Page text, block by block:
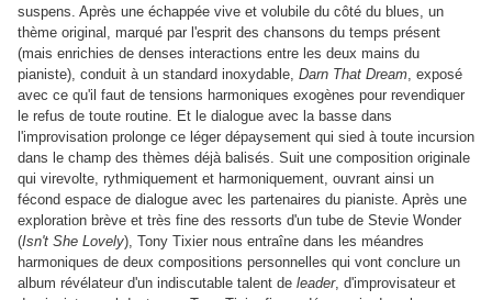
suspens. Après une échappée vive et volubile du côté du blues, un
thème original, marqué par l'esprit des chansons du temps présent
(mais enrichies de denses interactions entre les deux mains du
pianiste), conduit à un standard inoxydable, Darn That Dream, exposé
avec ce qu'il faut de tensions harmoniques exogènes pour revendiquer
le refus de toute routine. Et le dialogue avec la basse dans
l'improvisation prolonge ce léger dépaysement qui sied à toute incursion
dans le champ des thèmes déjà balisés. Suit une composition originale
qui virevolte, rythmiquement et harmoniquement, ouvrant ainsi un
fécond espace de dialogue avec les partenaires du pianiste. Après une
exploration brève et très fine des ressorts d'un tube de Stevie Wonder
(Isn't She Lovely), Tony Tixier nous entraîne dans les méandres
harmoniques de deux compositions personnelles qui vont conclure un
album révélateur d'un indiscutable talent de leader, d'improvisateur et